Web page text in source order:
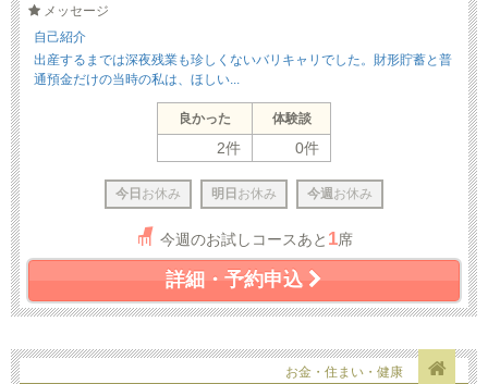
メッセージ
自己紹介
出産するまでは深夜残業も珍しくないバリキャリでした。財形貯蓄と普
通預金だけの当時の私は、ほしい...
良かった 体験談
2件 0件
今日 お休み 明日 お休み 今週 お休み
今週のお試しコースあと 1席
詳細・予約申込
お金・住まい・健康